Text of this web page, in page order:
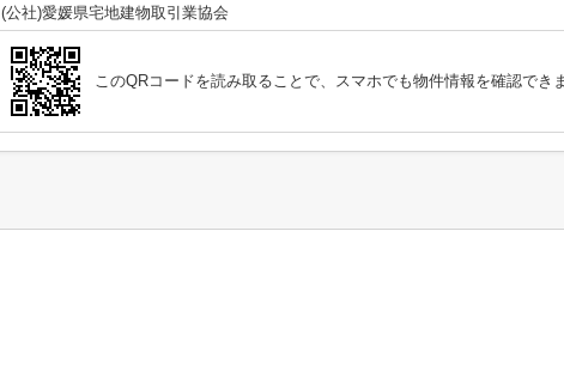
(公社)愛媛県宅地建物取引業協会
このQRコードを読み取ることで、スマホでも物件情報を確認でき